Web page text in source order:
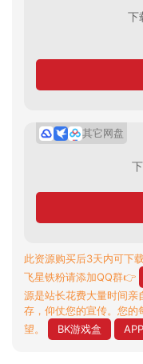
下
其它网盘
此资源购买后3天内可下
飞星铁粉请添加QQ群👉
源是站长花费大量时间亲
存，仰仗您的宣传。您的
望。
BK游戏盒